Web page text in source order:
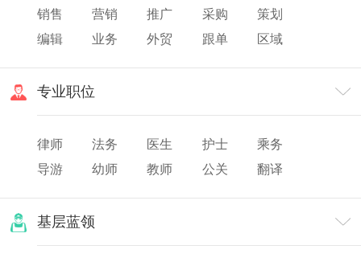
销售 营销 推广 采购
策划
编辑
业务 外贸 跟单
区域
专业职位
律师 法务 医生 护士
乘务
导游
幼师 教师 公关
翻译
基层蓝领